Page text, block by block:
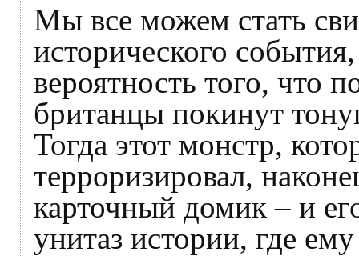
Мы все можем стать
исторического
вероятность того, что
британцы покинут
Тогда этот монстр,
терроризировал,
карточный домик – и
унитаз истории, где